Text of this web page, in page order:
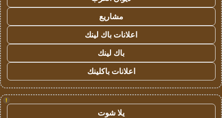
مشاريع
اعلانات باك لينك
باك لينك
اعلانات باكلينك
!
يلا شوت